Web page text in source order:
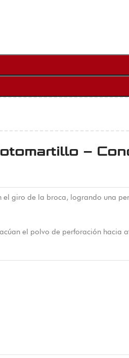
–
giro de la broca, logrando una
el polvo de perforación hacia